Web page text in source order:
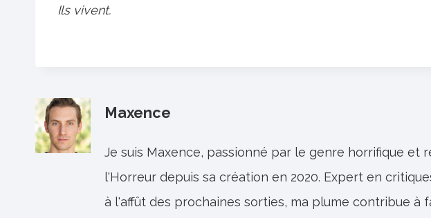
Ils vivent.
Maxence
Je suis Maxence, passionné par le genre horrifique et
l'Horreur depuis sa création en 2020. Expert en
à l'affût des prochaines sorties, ma plume contribue à